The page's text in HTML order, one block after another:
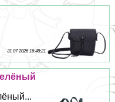
31 07 2026 16:48:21